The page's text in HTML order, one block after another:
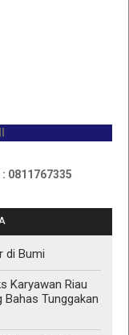
di Bumi
Karyawan Riau
Tunggakan